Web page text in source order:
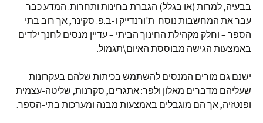
בבעיה, למרות (או בגלל) הגברת בחינות ותחרות. המדע כבר
עבר את המחשבות נוסח ת'ורנדייק ו-ב.פ. סקינר, אך רוב בתי
הספר – וחלק מקהילת החינוך הביתי – עדיין מנסים לחנך ילדים
באמצעות הגישה מבוססת האיום\תגמול.
ישנם גם מורים המנסים להשתמש בכיתות שלהם בעקרונות
שעליהם מדברים מאלון ולפר: אתגרים, סקרנות, שליטה-עצמית
ופנטזיה, אך הם מוגבלים באמצעות מבנה ומערכות בתי-הספר.